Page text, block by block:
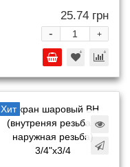
25.74 грн
+
-
Хит